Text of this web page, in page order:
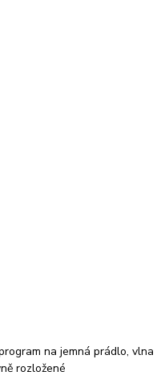
na jemná prádlo, vlna
rozložené